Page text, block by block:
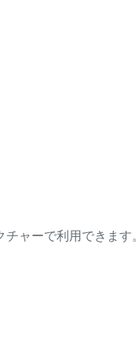
ャーで利用できます。